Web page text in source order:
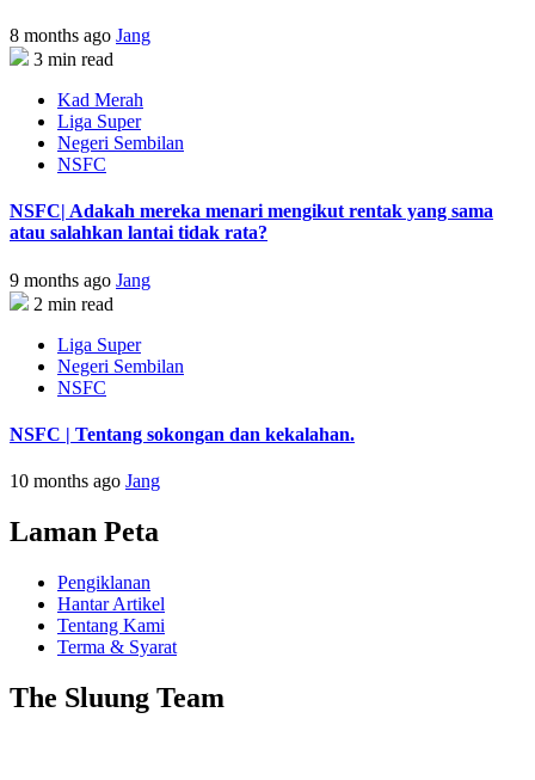
8 months ago Jang
3 min read
Kad Merah
Liga Super
Negeri Sembilan
NSFC
NSFC| Adakah mereka menari mengikut rentak yang sama
atau salahkan lantai tidak rata?
9 months ago Jang
2 min read
Liga Super
Negeri Sembilan
NSFC
NSFC | Tentang sokongan dan kekalahan.
10 months ago Jang
Laman Peta
Pengiklanan
Hantar Artikel
Tentang Kami
Terma & Syarat
The Sluung Team